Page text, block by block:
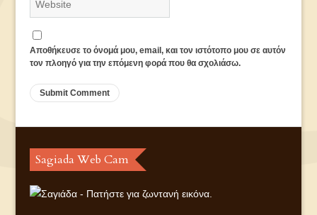
Αποθήκευσε το όνομά μου, email, και τον ιστότοπο μου σε αυτόν
τον πλοηγό για την επόμενη φορά που θα σχολιάσω.
Sagiada Web Cam